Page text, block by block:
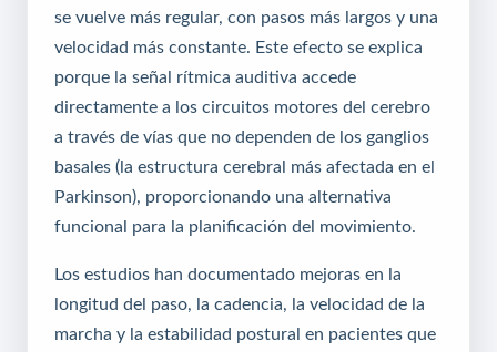
se vuelve más regular, con pasos más largos y una
velocidad más constante. Este efecto se explica
porque la señal rítmica auditiva accede
directamente a los circuitos motores del cerebro
a través de vías que no dependen de los ganglios
basales (la estructura cerebral más afectada en el
Parkinson), proporcionando una alternativa
funcional para la planificación del movimiento.
Los estudios han documentado mejoras en la
longitud del paso, la cadencia, la velocidad de la
marcha y la estabilidad postural en pacientes que